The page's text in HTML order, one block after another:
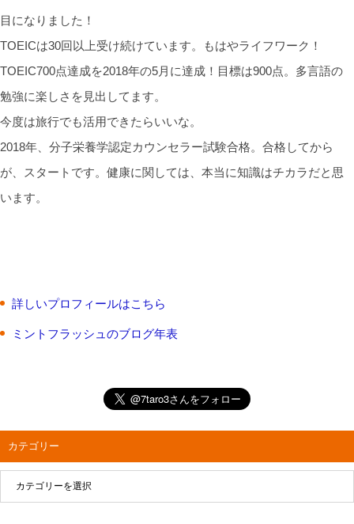
目になりました！
TOEICは30回以上受け続けています。もはやライフワーク！
TOEIC700点達成を2018年の5月に達成！目標は900点。多言語の
勉強に楽しさを見出してます。
今度は旅行でも活用できたらいいな。
2018年、分子栄養学認定カウンセラー試験合格。合格してから
が、スタートです。健康に関しては、本当に知識はチカラだと思
います。
詳しいプロフィールはこちら
ミントフラッシュのブログ年表
カテゴリー